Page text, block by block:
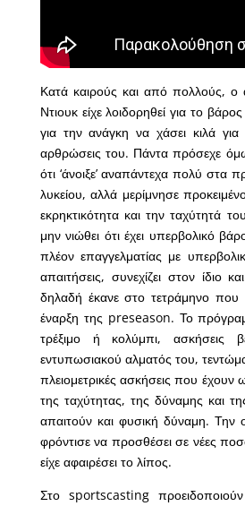
Κατά καιρούς και από πολλούς, ο
Ντιουκ είχε λοιδορηθεί για το
για την ανάγκη να χάσει κιλά για
αρθρώσεις του. Πάντα πρόσεχε
ότι ‘άνοιξε’ αναπάντεχα πολύ στα
λυκείου, αλλά μερίμνησε
εκρηκτικότητα και την ταχύτητά
μην νιώθει ότι έχει υπερβολικό
πλέον επαγγελματίας με
απαιτήσεις, συνεχίζει στον ίδιο
δηλαδή έκανε στο τετράμηνο
έναρξη της preseason. Το
τρέξιμο ή κολύμπι, ασκήσεις
εντυπωσιακού αλματός του,
πλειομετρικές ασκήσεις που
της ταχύτητας, της δύναμης και
απαιτούν και φυσική δύναμη. Την
φρόντισε να προσθέσει σε νέες
είχε αφαιρέσει το λίπος.
Στο sportscasting